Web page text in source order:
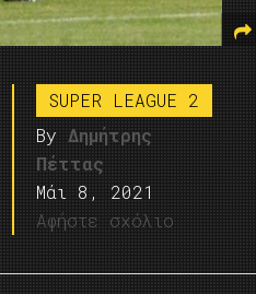
SUPER LEAGUE 2
By Δημήτρης
Πέττας
Μάι 8, 2021
Αφήστε σχόλιο